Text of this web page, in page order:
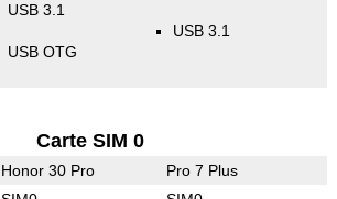
USB 3.1
USB OTG
USB 3.1
Carte SIM 0
Honor 30 Pro Pro 7 Plus